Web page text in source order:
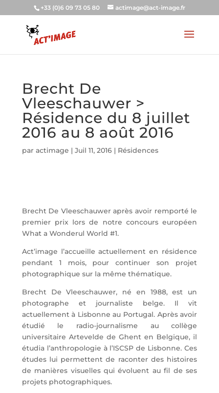
+33 (0)6 09 73 05 80 actimage@act-image.fr
Brecht De
Vleeschauwer >
Résidence du 8 juillet
2016 au 8 août 2016
par actimage | Juil 11, 2016| Résidences
Brecht De Vleeschauwer après avoir remporté le
premier prix lors de notre concours européen
What a Wonderul World #1.
Act’image l’accueille actuellement en résidence
pendant 1 mois, pour continuer son projet
photographique sur la même thématique.
Brecht De Vleeschauwer, né en 1988, est un
photographe et journaliste belge. Il vit
actuellement à Lisbonne au Portugal. Après avoir
étudié le radio-journalisme au collège
universitaire Artevelde de Ghent en Belgique, il
étudia l’anthropologie à l’ISCSP de Lisbonne. Ces
études lui permettent de raconter des histoires
de manières visuelles qui évoluent au fil de ses
projets photographiques.